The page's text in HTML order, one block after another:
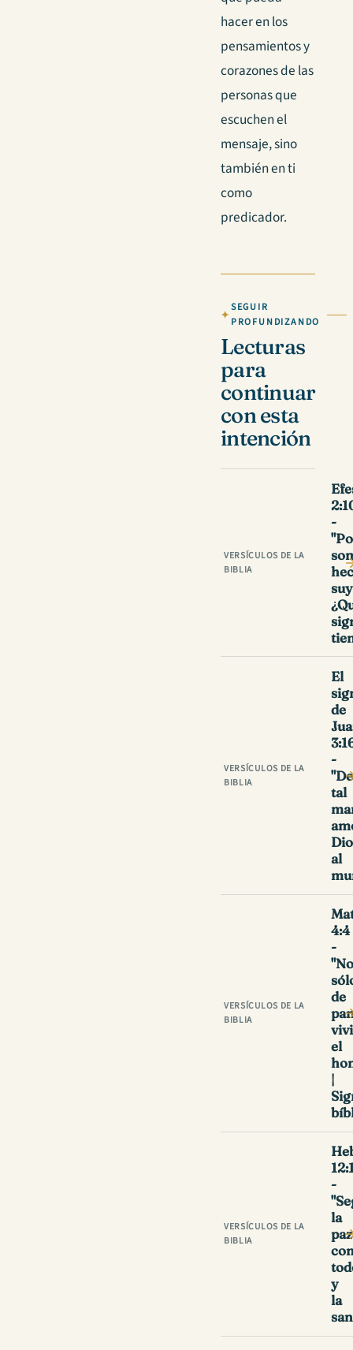
hacer en los
pensamientos y
corazones de las
personas que
escuchen el
mensaje, sino
también en ti
como
predicador.
SEGUIR
PROFUNDIZANDO
Lecturas
para
continuar
con esta
intención
VERSÍCULOS DE LA
BIBLIA
-
VERSÍCULOS DE LA
BIBLIA
El
de
-
"De
tal
al
VERSÍCULOS DE LA
BIBLIA
4:4
-
"No
de
el
|
VERSÍCULOS DE LA
BIBLIA
-
la
paz
y
la